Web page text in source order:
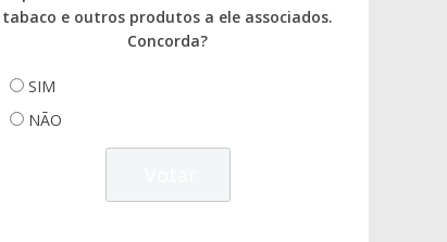
tabaco e outros produtos a ele associados.
Concorda?
SIM
NÃO